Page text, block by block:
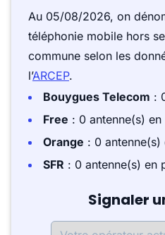
Au 05/08/2026, on
téléphonie mobile hors
commune selon les
l’ARCEP.
Bouygues Telecom :
Free : 0 antenne(s) en
Orange : 0 antenne(s)
SFR : 0 antenne(s) en
Signaler